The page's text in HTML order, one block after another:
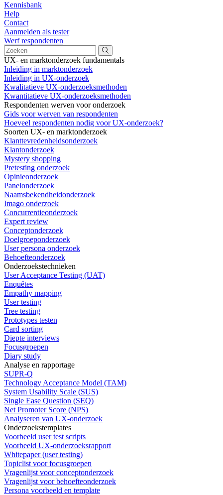
Kennisbank
Help
Contact
Aanmelden als tester
Werf respondenten
UX- en marktonderzoek fundamentals
Inleiding in marktonderzoek
Inleiding in UX-onderzoek
Kwalitatieve UX-onderzoeksmethoden
Kwantitatieve UX-onderzoeksmethoden
Respondenten werven voor onderzoek
Gids voor werven van respondenten
Hoeveel respondenten nodig voor UX-onderzoek?
Soorten UX- en marktonderzoek
Klanttevredenheidsonderzoek
Klantonderzoek
Mystery shopping
Pretesting onderzoek
Opinieonderzoek
Panelonderzoek
Naamsbekendheidonderzoek
Imago onderzoek
Concurrentieonderzoek
Expert review
Conceptonderzoek
Doelgroeponderzoek
User persona onderzoek
Behoefteonderzoek
Onderzoekstechnieken
User Acceptance Testing (UAT)
Enquêtes
Empathy mapping
User testing
Tree testing
Prototypes testen
Card sorting
Diepte interviews
Focusgroepen
Diary study
Analyse en rapportage
SUPR-Q
Technology Acceptance Model (TAM)
System Usability Scale (SUS)
Single Ease Question (SEQ)
Net Promoter Score (NPS)
Analyseren van UX-onderzoek
Onderzoekstemplates
Voorbeeld user test scripts
Voorbeeld UX-onderzoeksrapport
Whitepaper (user testing)
Topiclist voor focusgroepen
Vragenlijst voor conceptonderzoek
Vragenlijst voor behoefteonderzoek
Persona voorbeeld en template